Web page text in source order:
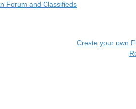
Forum and Classifieds
Create your own